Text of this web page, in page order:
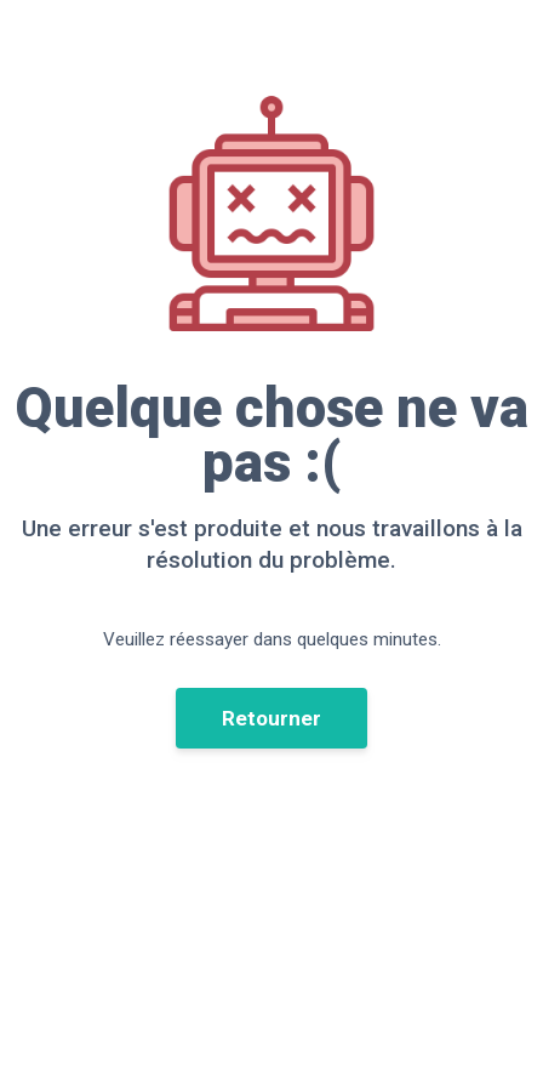
Quelque chose ne va
pas :(
Une erreur s'est produite et nous travaillons à la
résolution du problème.
Veuillez réessayer dans quelques minutes.
Retourner